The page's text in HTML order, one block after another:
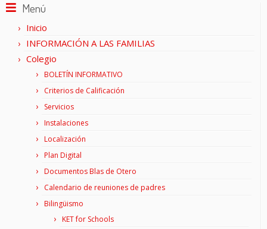
Menú
Inicio
INFORMACIÓN A LAS FAMILIAS
Colegio
BOLETÍN INFORMATIVO
Criterios de Calificación
Servicios
Instalaciones
Localización
Plan Digital
Documentos Blas de Otero
Calendario de reuniones de padres
Bilingüismo
KET for Schools